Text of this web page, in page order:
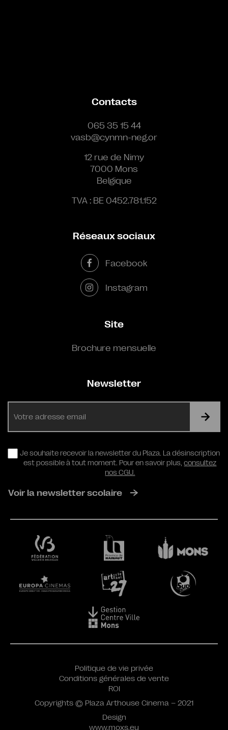
Contacts
065 35 15 44
vasb@cynmn-neg.or
12 rue de Nimy
7000 Mons
Belgique
TVA : BE 0452.781.152
Réseaux sociaux
Facebook
Instagram
Site
Brochure mensuelle
Newsletter
RGPD
Je souhaite recevoir la newsletter du Plaza. La désinscription
est possible à tout moment. Pour en savoir plus,consultez
nos CGU.
Voir la newsletter scolaire
Design
www.moxs.eu
Politique de vie privée
Conditions générales de vente
ROI
Copyrights © Plaza Arthouse Cinema – 2021